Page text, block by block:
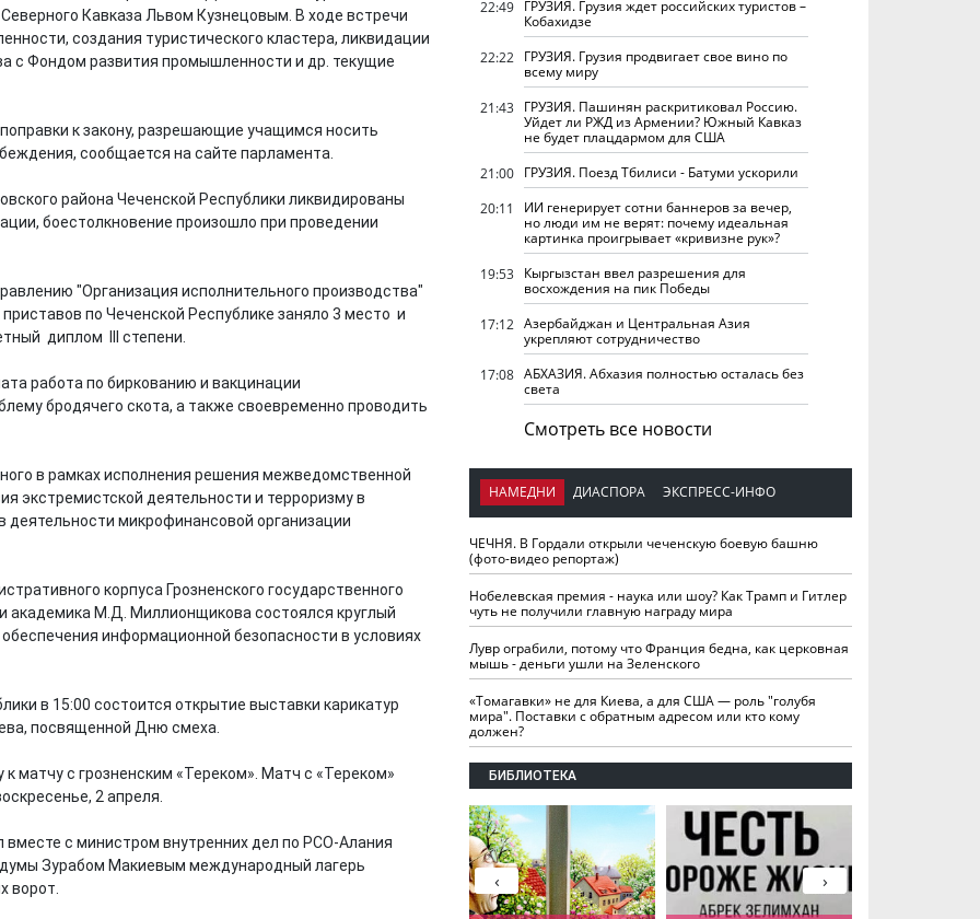
Кавказа Львом Кузнецовым. В ходе встречи
создания туристического кластера, ликвидации
с Фондом развития промышленности и др. текущие
к закону, разрешающие учащимся носить
сообщается на сайте парламента.
района Чеченской Республики ликвидированы
боестолкновение произошло при проведении
"Организация исполнительного производства"
по Чеченской Республике заняло 3 место и
диплом III степени.
работа по биркованию и вакцинации
бродячего скота, а также своевременно проводить
в рамках исполнения решения межведомственной
экстремистской деятельности и терроризму в
деятельности микрофинансовой организации
корпуса Грозненского государственного
академика М.Д. Миллионщикова состоялся круглый
информационной безопасности в условиях
в 15:00 состоится открытие выставки карикатур
посвященной Дню смеха.
матчу с грозненским «Тереком». Матч с «Тереком»
2 апреля.
с министром внутренних дел по РСО-Алания
Зурабом Макиевым международный лагерь
ворот.
22:49 ГРУЗИЯ. Грузия ждет российских туристов –
Кобахидзе
22:22 ГРУЗИЯ. Грузия продвигает свое вино по
всему миру
21:43 ГРУЗИЯ. Пашинян раскритиковал Россию.
Уйдет ли РЖД из Армении? Южный Кавказ
не будет плацдармом для США
21:00 ГРУЗИЯ. Поезд Тбилиси - Батуми ускорили
20:11
ИИ генерирует сотни баннеров за вечер,
но люди им не верят: почему идеальная
картинка проигрывает «кривизне рук»?
19:53 Кыргызстан ввел разрешения для
восхождения на пик Победы
17:12 Азербайджан и Центральная Азия
укрепляют сотрудничество
17:08 АБХАЗИЯ. Абхазия полностью осталась без
света
Смотреть все новости
НАМЕДНИ ДИАСПОРА ЭКСПРЕСС-ИНФО
ЧЕЧНЯ. В Гордали открыли чеченскую боевую башню
(фото-видео репортаж)
Нобелевская премия - наука или шоу? Как Трамп и Гитлер
чуть не получили главную награду мира
Лувр ограбили, потому что Франция бедна, как церковная
мышь - деньги ушли на Зеленского
«Томагавки» не для Киева, а для США — роль "голубя
мира". Поставки с обратным адресом или кто кому
должен?
БИБЛИОТЕКА
›
‹